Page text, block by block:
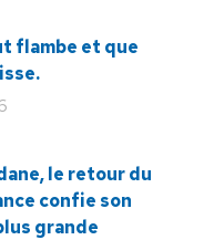
flambe et que
le retour du
confie son
grande